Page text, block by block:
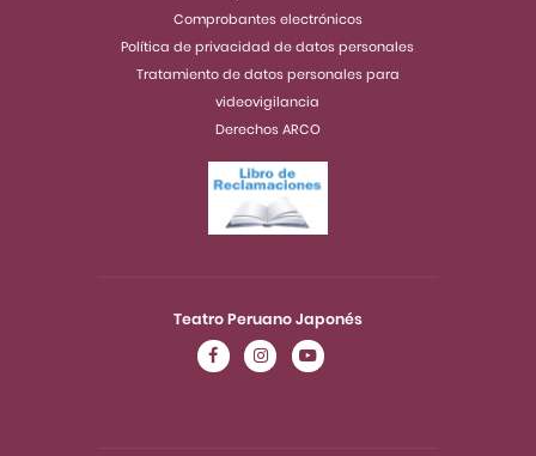
Teatro Peruano Japonés
Comprobantes electrónicos
Política de privacidad de datos personales
Tratamiento de datos personales para
videovigilancia
Derechos ARCO